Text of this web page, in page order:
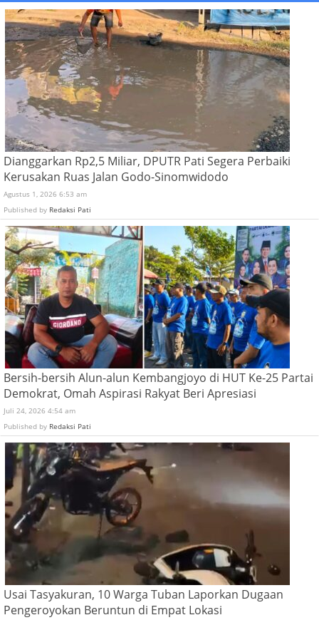
Dianggarkan Rp2,5 Miliar, DPUTR Pati Segera Perbaiki
Kerusakan Ruas Jalan Godo-Sinomwidodo
Agustus 1, 2026 6:53 am
Published by Redaksi Pati
Bersih-bersih Alun-alun Kembangjoyo di HUT Ke-25 Partai
Demokrat, Omah Aspirasi Rakyat Beri Apresiasi
Juli 24, 2026 4:54 am
Published by Redaksi Pati
Usai Tasyakuran, 10 Warga Tuban Laporkan Dugaan
Pengeroyokan Beruntun di Empat Lokasi